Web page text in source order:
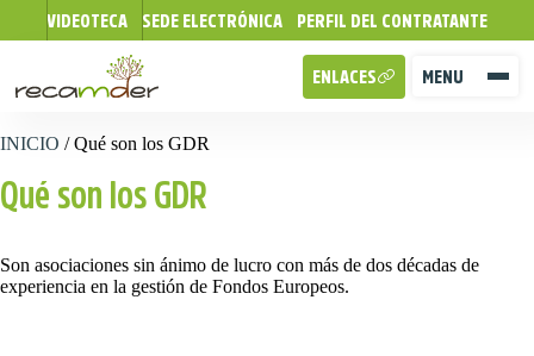
VIDEOTECA SEDE ELECTRÓNICA PERFIL DEL CONTRATANTE
MENU
ENLACES
INICIO /Qué son los GDR
Qué son los GDR
Son asociaciones sin ánimo de lucro con más de dos décadas de
experiencia en la gestión de Fondos Europeos.